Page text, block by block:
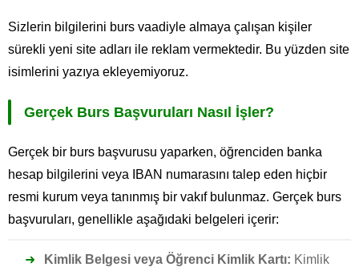
Sizlerin bilgilerini burs vaadiyle almaya çalışan kişiler
sürekli yeni site adları ile reklam vermektedir. Bu yüzden site
isimlerini yazıya ekleyemiyoruz.
Gerçek Burs Başvuruları Nasıl İşler?
Gerçek bir burs başvurusu yaparken, öğrenciden banka
hesap bilgilerini veya IBAN numarasını talep eden hiçbir
resmi kurum veya tanınmış bir vakıf bulunmaz. Gerçek burs
başvuruları, genellikle aşağıdaki belgeleri içerir:
Kimlik Belgesi veya Öğrenci Kimlik Kartı: Kimlik